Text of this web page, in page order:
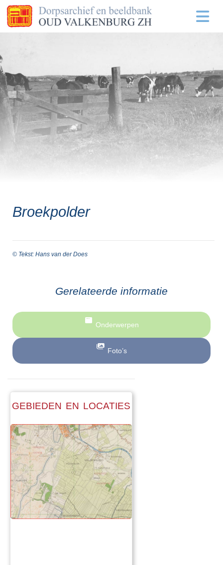
Broekpolder
© Tekst: Hans van der Does
Gerelateerde informatie
Onderwerpen
Foto’s
GEBIEDEN EN LOCATIES